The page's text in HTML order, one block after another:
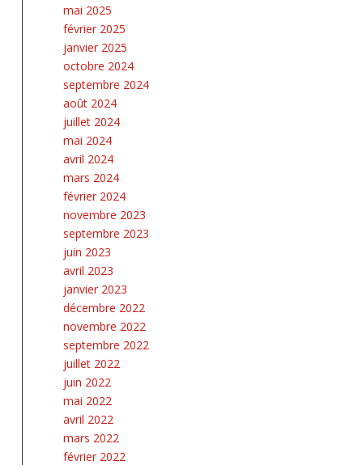
mai 2025
février 2025
janvier 2025
octobre 2024
septembre 2024
août 2024
juillet 2024
mai 2024
avril 2024
mars 2024
février 2024
novembre 2023
septembre 2023
juin 2023
avril 2023
janvier 2023
décembre 2022
novembre 2022
septembre 2022
juillet 2022
juin 2022
mai 2022
avril 2022
mars 2022
février 2022